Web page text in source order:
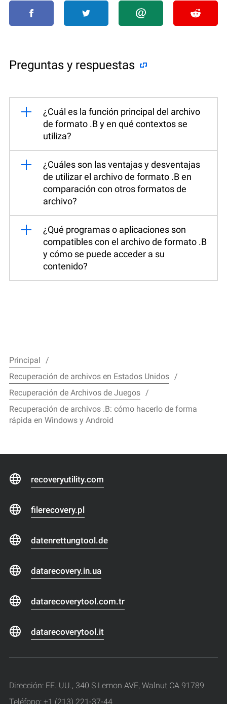
Preguntas y respuestas
¿Cuál es la función principal del archivo
de formato .B y en qué contextos se
utiliza?
¿Cuáles son las ventajas y desventajas
de utilizar el archivo de formato .B en
comparación con otros formatos de
archivo?
¿Qué programas o aplicaciones son
compatibles con el archivo de formato .B
y cómo se puede acceder a su
contenido?
Principal
Recuperación de archivos en Estados Unidos
Recuperación de Archivos de Juegos
Recuperación de archivos .B: cómo hacerlo de forma
rápida en Windows y Android
recoveryutility.com
filerecovery.pl
datenrettungtool.de
datarecovery.in.ua
datarecoverytool.com.tr
datarecoverytool.it
Dirección: EE. UU., 340 S Lemon AVE, Walnut CA 91789
Teléfono: +1 (213) 221-37-44